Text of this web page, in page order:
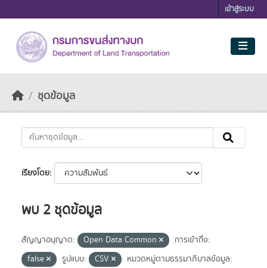
เข้าสู่ระบบ
ชุดข้อมูล
เรียงโดย
พบ 2 ชุดข้อมูล
สัญญาอนุญาต: Open Data Common
การเข้าถึง:
false
รูปแบบ: CSV
หมวดหมู่ตามธรรมาภิบาลข้อมูล: